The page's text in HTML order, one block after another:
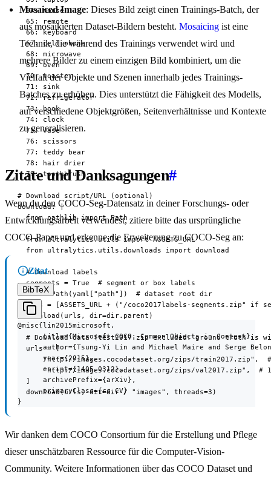
  64: mouse
  65: remote
  66: keyboard
  67: cell phone
  68: microwave
  69: oven
  70: toaster
  71: sink
  72: refrigerator
  73: book
  74: clock
  75: vase
  76: scissors
  77: teddy bear
  78: hair drier
  79: toothbrush
# Download script/URL (optional)
download: |
  from pathlib import Path
  from ultralytics.utils import ASSETS_URL
  from ultralytics.utils.downloads import download
  # Download labels
  segments = True  # segment or box labels
  dir = Path(yaml["path"])  # dataset root dir
urls = [ASSETS_URL + ("/coco2017labels-segments.zip" if
  download(urls, dir=dir.parent)
# Download data (test2017.zip excluded: ground truth is
  urls = [
"http://images.cocodataset.org/zips/train2017.zip",
"http://images.cocodataset.org/zips/val2017.zip",  #
  ]
  download(urls, dir=dir / "images", threads=3)
Mosaiced Image: Dieses Bild zeigt einen Trainings-Batch, der
aus mosaikierten Dataset-Bildern besteht. Mosaicing ist eine
Technik, die während des Trainings verwendet wird und
mehrere Bilder zu einem einzigen Bild kombiniert, um die
Vielfalt der Objekte und Szenen innerhalb jedes Trainings-
Batches zu erhöhen. Dies unterstützt die Fähigkeit des Modells,
auf verschiedene Objektgrößen, Seitenverhältnisse und Kontexte
zu generalisieren.
Zitate und Danksagungen#
Wenn du den COCO-Seg-Datensatz in deiner Forschungs- oder
Entwicklungsarbeit verwendest, zitiere bitte das ursprüngliche
COCO-Paper und erkenne die Erweiterung zu COCO-Seg an:
Zitat
BibTeX
@misc{lin2015microsoft,
      title={Microsoft COCO: Common Objects in Context},
author={Tsung-Yi Lin and Michael Maire and Serge
      year={2015},
      eprint={1405.0312},
      archivePrefix={arXiv},
      primaryClass={cs.CV}
}
Wir danken dem COCO Consortium für die Erstellung und Pflege
dieser unschätzbaren Ressource für die Computer-Vision-
Community. Weitere Informationen über das COCO Dataset und